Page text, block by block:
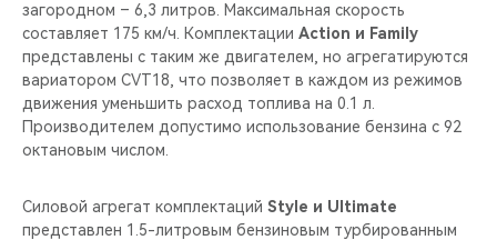
загородном – 6,3 литров. Максимальная скорость
составляет 175 км/ч. Комплектации Action и Family
представлены с таким же двигателем, но агрегатируются
вариатором CVT18, что позволяет в каждом из режимов
движения уменьшить расход топлива на 0.1 л.
Производителем допустимо использование бензина с 92
октановым числом.
Силовой агрегат комплектаций Style и Ultimate
представлен 1.5-литровым бензиновым турбированным